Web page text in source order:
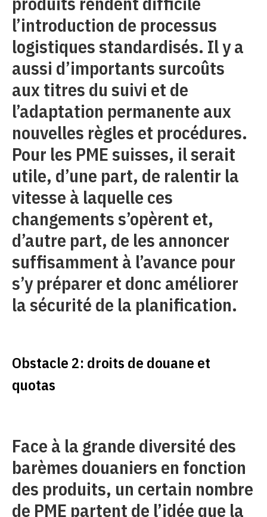
l’introduction de processus
logistiques standardisés. Il y a
aussi d’importants surcoûts
aux titres du suivi et de
l’adaptation permanente aux
nouvelles règles et procédures.
Pour les PME suisses, il serait
utile, d’une part, de ralentir la
vitesse à laquelle ces
changements s’opèrent et,
d’autre part, de les annoncer
suffisamment à l’avance pour
s’y préparer et donc améliorer
la sécurité de la planification.
Obstacle 2: droits de douane et
quotas
Face à la grande diversité des
barèmes douaniers en fonction
des produits, un certain nombre
de PME partent de l’idée que la